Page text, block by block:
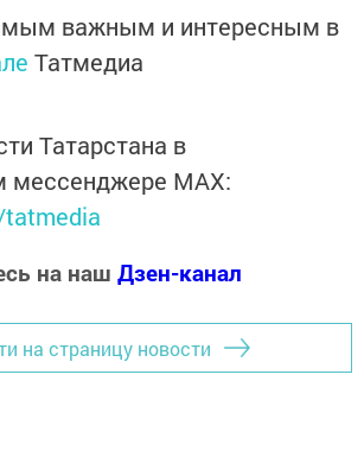
важным и интересным в
Татмедиа
Татарстана в
мессенджере MАХ:
на наш Дзен-канал
на страницу новости